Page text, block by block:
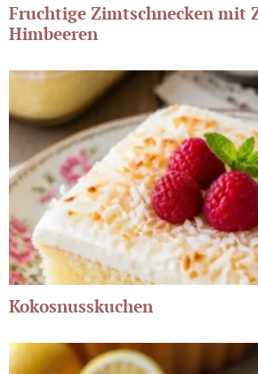
Fruchtige Zimtschnecken mit
Himbeeren
Kokosnusskuchen